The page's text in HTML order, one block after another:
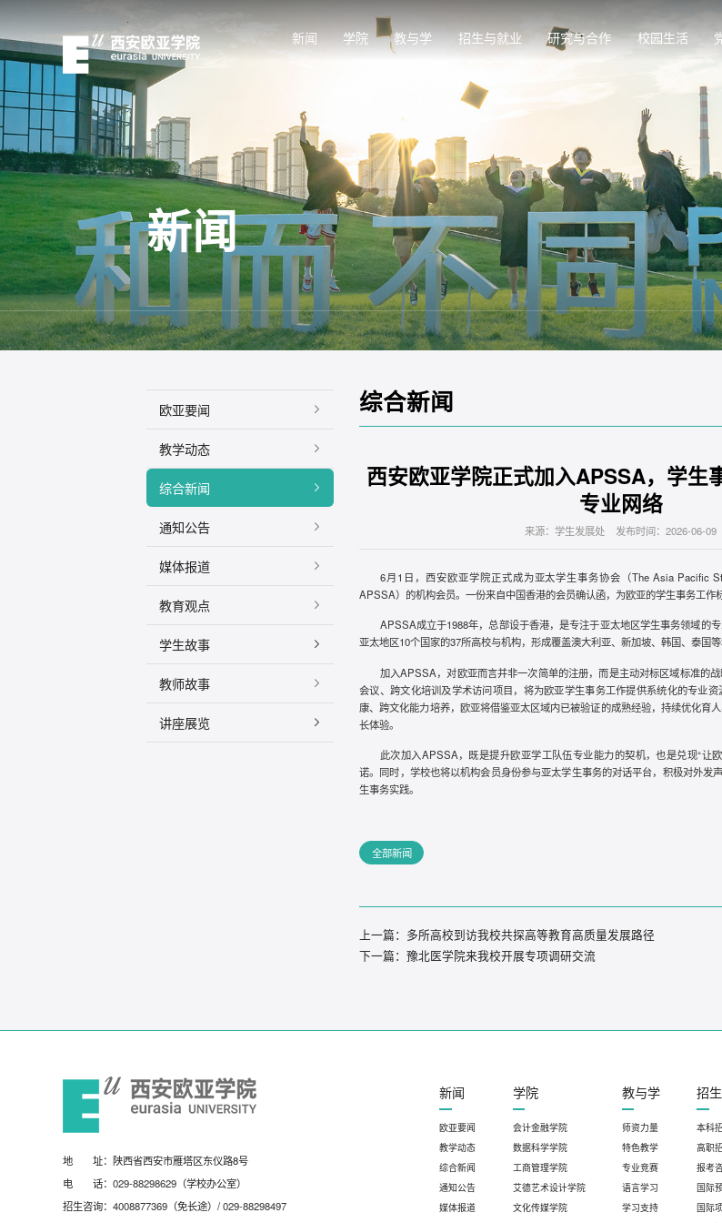
新闻 学院 教与学 招生与就业 研究与合作 校园生活
新闻
欧亚要闻
教学动态
综合新闻
通知公告
媒体报道
教育观点
学生故事
教师故事
讲座展览
综合新闻
西安欧亚学院正式加入APSSA，学生
专业网络
来源：学生发展处 发布时间：2026-06-09
6月1日，西安欧亚学院正式成为亚太学生事务协会（The Asia Pacific
APSSA）的机构会员。一份来自中国香港的会员确认函，为欧亚的学生事务工作
APSSA成立于1988年，总部设于香港，是专注于亚太地区学生事务领域的
亚太地区10个国家的37所高校与机构，形成覆盖澳大利亚、新加坡、韩国、泰国等
加入APSSA，对欧亚而言并非一次简单的注册，而是主动对标区域标准的
会议、跨文化培训及学术访问项目，将为欧亚学生事务工作提供系统化的专业
康、跨文化能力培养，欧亚将借鉴亚太区域内已被验证的成熟经验，持续优化育
长体验。
此次加入APSSA，既是提升欧亚学工队伍专业能力的契机，也是兑现“让
诺。同时，学校也将以机构会员身份参与亚太学生事务的对话平台，积极对外发
生事务实践。
全部新闻
上一篇： 多所高校到访我校共探高等教育高质量发展路径
下一篇：豫北医学院来我校开展专项调研交流
地 址：陕西省西安市雁塔区东仪路8号
电 话： 029-88298629（学校办公室）
招生咨询： 4008877369（免长途）/029-88298497
新闻
欧亚要闻
教学动态
综合新闻
通知公告
媒体报道
学院
会计金融学院
数据科学学院
工商管理学院
艾德艺术设计学院
文化传媒学院
教与学
师资力量
特色教学
专业竞赛
语言学习
学习支持
招
本科
高职
报考
国际
国际